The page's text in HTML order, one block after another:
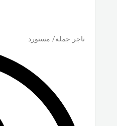
تاجر جملة/ مستورد